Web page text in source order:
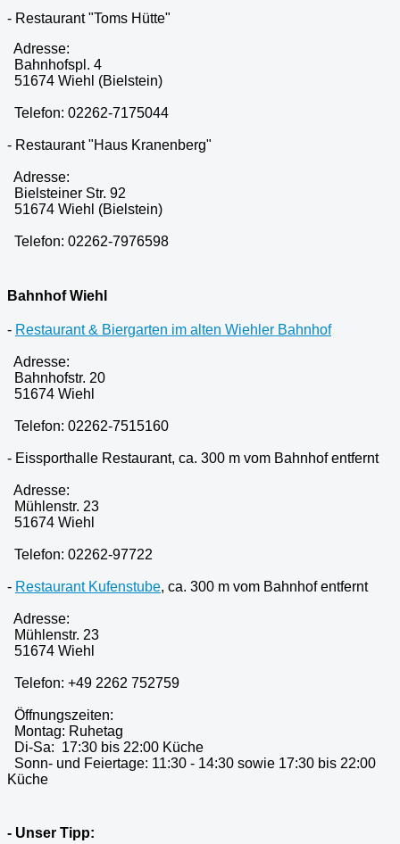
- Restaurant "Toms Hütte"
Adresse:
Bahnhofspl. 4
51674 Wiehl (Bielstein)
Telefon: 02262-7175044
- Restaurant "Haus Kranenberg"
Adresse:
Bielsteiner Str. 92
51674 Wiehl (Bielstein)
Telefon: 02262-7976598
Bahnhof Wiehl
- Restaurant & Biergarten im alten Wiehler Bahnhof
Adresse:
Bahnhofstr. 20
51674 Wiehl
Telefon: 02262-7515160
- Eissporthalle Restaurant, ca. 300 m vom Bahnhof entfernt
Adresse:
Mühlenstr. 23
51674 Wiehl
Telefon: 02262-97722
- Restaurant Kufenstube, ca. 300 m vom Bahnhof entfernt
Adresse:
Mühlenstr. 23
51674 Wiehl
Telefon: +49 2262 752759
Öffnungszeiten:
Montag: Ruhetag
Di-Sa: 17:30 bis 22:00 Küche
Sonn- und Feiertage: 11:30 - 14:30 sowie 17:30 bis 22:00
Küche
- Unser Tipp: